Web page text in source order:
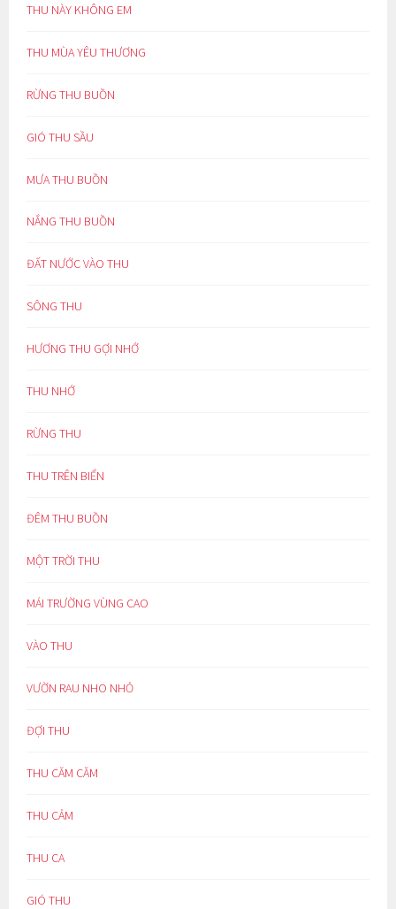
THU NÀY KHÔNG EM
THU MÙA YÊU THƯƠNG
RỪNG THU BUỒN
GIÓ THU SẦU
MƯA THU BUỒN
NẮNG THU BUỒN
ĐẤT NƯỚC VÀO THU
SÔNG THU
HƯƠNG THU GỢI NHỚ
THU NHỚ
RỪNG THU
THU TRÊN BIỂN
ĐÊM THU BUỒN
MỘT TRỜI THU
MÁI TRƯỜNG VÙNG CAO
VÀO THU
VƯỜN RAU NHO NHỎ
ĐỢI THU
THU CĂM CĂM
THU CẢM
THU CA
GIÓ THU